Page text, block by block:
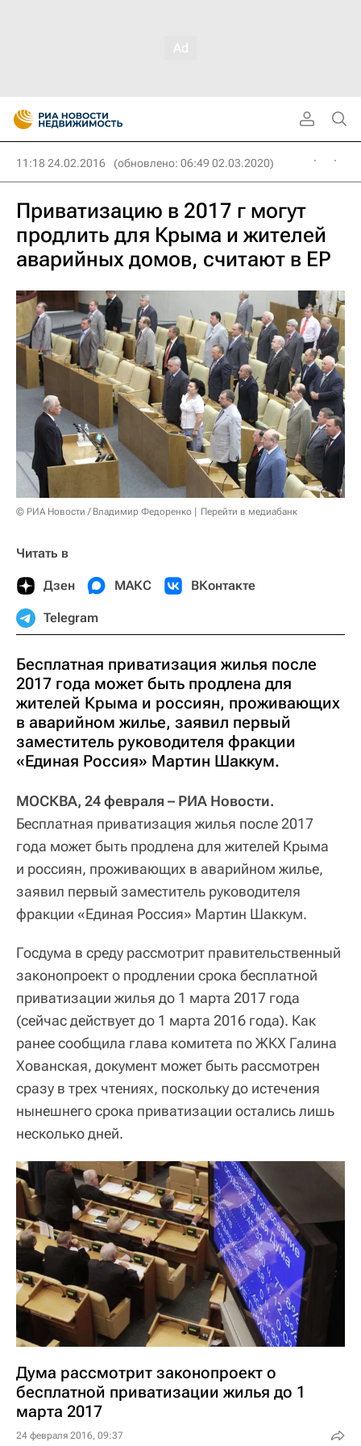
11:18 24.02.2016 (обновлено: 06:49 02.03.2020)
Приватизацию в 2017 г могут
продлить для Крыма и жителей
аварийных домов, считают в ЕР
© РИА Новости / Владимир Федоренко Перейти в медиабанк
Читать в
Дзен МАКС ВКонтакте
Telegram
Бесплатная приватизация жилья после
2017 года может быть продлена для
жителей Крыма и россиян, проживающих
в аварийном жилье, заявил первый
заместитель руководителя фракции
«Единая Россия» Мартин Шаккум.
МОСКВА, 24 февраля – РИА Новости.
Бесплатная приватизация жилья после 2017
года может быть продлена для жителей Крыма
и россиян, проживающих в аварийном жилье,
заявил первый заместитель руководителя
фракции «Единая Россия» Мартин Шаккум.
Госдума в среду рассмотрит правительственный
законопроект о продлении срока бесплатной
приватизации жилья до 1 марта 2017 года
(сейчас действует до 1 марта 2016 года). Как
ранее сообщила глава комитета по ЖКХ Галина
Хованская, документ может быть рассмотрен
сразу в трех чтениях, поскольку до истечения
нынешнего срока приватизации остались лишь
несколько дней.
Дума рассмотрит законопроект о
бесплатной приватизации жилья до 1
марта 2017
24 февраля 2016, 09:37